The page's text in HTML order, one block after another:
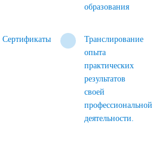
образования
Сертификаты
Транслирование
опыта
практических
результатов
своей
профессиональной
деятельности.